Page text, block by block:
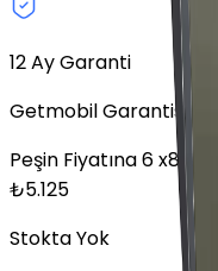
12 Ay Garanti
Getmobil Garantisi
Peşin Fiyatına6x854,17
₺5.125
Stokta Yok